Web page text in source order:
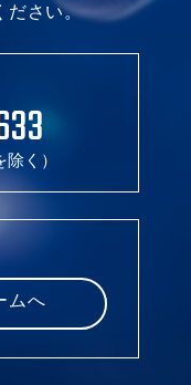
ださい。
く）
ムへ